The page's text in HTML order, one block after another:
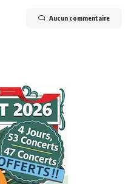
Aucun commentaire